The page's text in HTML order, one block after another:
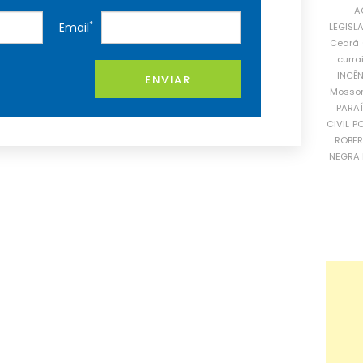
Email*
ENVIAR
Ceará
CIVIL
NEGRA